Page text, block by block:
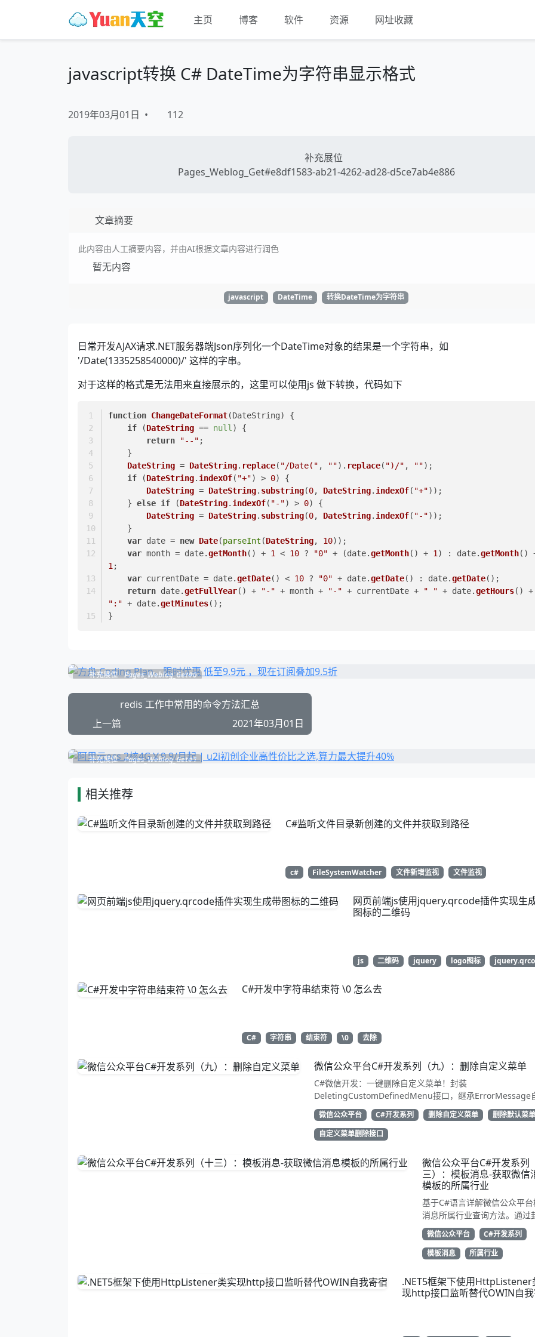
主页 博客 软件 资源 网址收藏
javascript转换 C# DateTime为字符串显示格式
2019年03月01日 • 112
补充展位
Pages_Weblog_Get#e8df1583-ab21-4262-ad28-d5ce7ab4e886
文章摘要
此内容由人工摘要内容，并由AI根据文章内容进行润色
暂无内容
javascript DateTime 转换DateTime为字符串
日常开发AJAX请求.NET服务器端Json序列化一个DateTime对象的结果是一个字符串，如
'/Date(1335258540000)/' 这样的字串。
对于这样的格式是无法用来直接展示的，这里可以使用js 做下转换，代码如下
function ChangeDateFormat(DateString) {
if (DateString == null ) {
return
"--" ;
    }
DateString = DateString. replace( "/Date(" , ""). replace( ")/" , "");
if (DateString. indexOf( "+") > 0) {
DateString = DateString. substring(0, DateString. indexOf( "+"));
    }
else if (DateString. indexOf( "-") > 0) {
DateString = DateString. substring(0, DateString. indexOf( "-"));
    }
var date = new Date(parseInt (DateString, 10));
var month = date.getMonth() + 1 < 10 ? "0" + (date.getMonth() + 1 ) : date.getMonth
1 ;
var currentDate = date.getDate() < 10 ? "0" + date.getDate() : date.getDate();
return date.getFullYear() + "-" + month + "-" + currentDate + " " + date.getHours
":" + date.getMinutes();
}
补充展位 Pages_Weblog_Get#0
redis 工作中常用的命令方法汇总
上一篇
2021年03月01日
补充展位 Pages_Weblog_Get#1
相关推荐
C#监听文件目录新创建的文件并获取到路径
c# FileSystemWatcher 文件新增监视 文件监视
网页前端js使用jquery.qrcode插件实现生
图标的二维码
js 二维码 jquery logo图标
C#开发中字符串结束符 \0 怎么去
C# 字符串 结束符 \0 去除
微信公众平台C#开发系列（九）：删除自定义菜单
C#微信开发：一键删除自定义菜单！封装
DeletingCustomDefinedMenu接口，继承ErrorMessage
解析结果。只需access_token即可调用API清除配置。代码简
用性强，告别繁琐XML处理，直接GetResponse获取状态。
动态管理公众号的开发者，建议收藏备用！
微信公众平台 C#开发系列 删除自定义菜单
删除默认菜单
自定义菜单删除接口
微信公众平台C#开发系列
三）：模板消息-获取微信
模板的所属行业
基于C#语言详解微信公众平台
消息所属行业查询方法。通过
TemplateGetIndustry类继承
WeiXinRequest，调用
get_industry接口获取账号主
解析JSON返回的first_class与
second_class数据，为开发者
合规通知场景开发支持
微信公众平台
C#开发系列
模板消息
所属行业
.NET5框架下使用HttpListener
现http接口监听替代OWIN自